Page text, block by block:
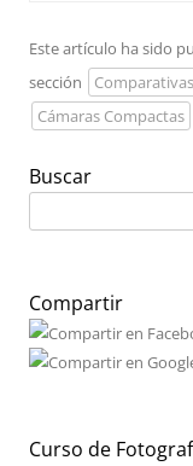
Este artículo ha sido
sección
Comparativas
Cámaras Compactas
Buscar
Compartir
Curso de